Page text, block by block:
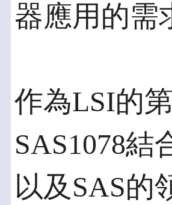
器應用的需
作為LSI的
SAS1078結
以及SAS的